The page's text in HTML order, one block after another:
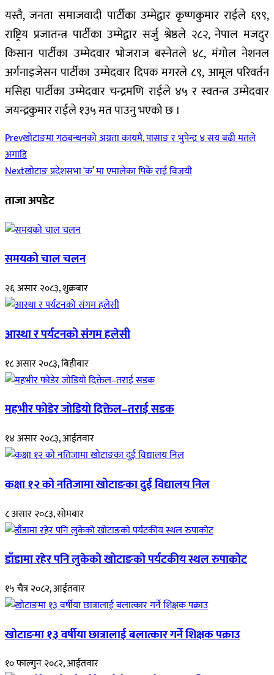
यस्तै, जनता समाजवादी पार्टीका उम्मेद्वार कृष्णकुमार राईले ६९९,
राष्ट्रिय प्रजातन्त्र पार्टीका उम्मेद्वार सर्जु श्रेष्ठले २८२, नेपाल मजदुर
किसान पार्टीका उम्मेदवार भोजराज बस्नेतले ४८, मंगोल नेशनल
अर्गनाइजेसन पार्टीका उम्मेदवार दिपक मगरले ८९, आमूल परिवर्तन
मसिहा पार्टीका उम्मेदवार चन्द्रमणि राईले ४५ र स्वतन्त्र उम्मेदवार
जयन्द्रकुमार राईले १३५ मत पाउनु भएको छ ।
Prevखोटाङमा गठबन्धनको अग्रता कायमै, पासाङ र भुपेन्द्र ४ सय बढी मतले
अगाडि
Nextखोटाङ प्रदेशसभा ‘क’ मा एमालेका पिके राई विजयी
ताजा अपडेट
समयको चाल चलन
२६ असार २०८३, शुक्रबार
आस्था र पर्यटनको संगम हलेसी
१८ असार २०८३, बिहीबार
महभीर फोडेर जोडियो दिक्तेल–तराई सडक
१४ असार २०८३, आईतवार
कक्षा १२ को नतिजामा खोटाङका दुई विद्यालय निल
८ असार २०८३, सोमबार
डाँडामा रहेर पनि लुकेको खोटाङको पर्यटकीय स्थल रुपाकोट
१५ चैत्र २०८२, आईतवार
खोटाङमा १३ वर्षीया छात्रालाई बलात्कार गर्ने शिक्षक पक्राउ
१० फाल्गुन २०८२, आईतवार